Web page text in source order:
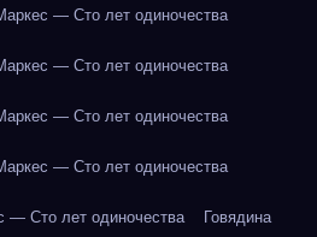
— Сто лет одиночества
— Сто лет одиночества
— Сто лет одиночества
— Сто лет одиночества
— Сто лет одиночества Говядина